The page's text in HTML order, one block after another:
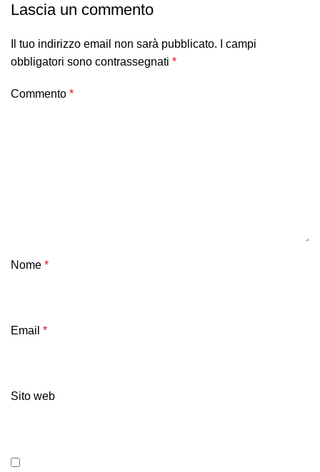
Lascia un commento
Il tuo indirizzo email non sarà pubblicato.
I campi
obbligatori sono contrassegnati *
Commento *
Nome *
Email *
Sito web